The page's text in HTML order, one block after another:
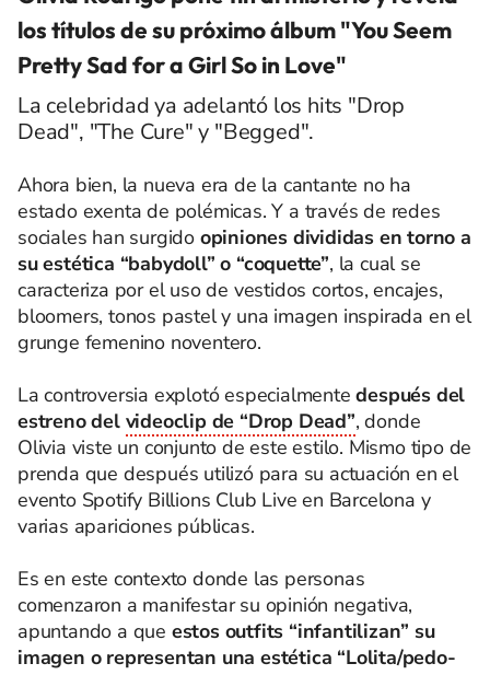
los títulos de su próximo álbum "You Seem
Pretty Sad for a Girl So in Love"
La celebridad ya adelantó los hits "Drop
Dead", "The Cure" y "Begged".
Ahora bien, la nueva era de la cantante no ha
estado exenta de polémicas. Y a través de redes
sociales han surgido opiniones divididas en torno a
su estética “babydoll” o “coquette”, la cual se
caracteriza por el uso de vestidos cortos, encajes,
bloomers, tonos pastel y una imagen inspirada en el
grunge femenino noventero.
La controversia explotó especialmentedespués del
estreno del videoclip de “Drop Dead”, donde
Olivia viste un conjunto de este estilo. Mismo tipo de
prenda que después utilizó para su actuación en el
evento Spotify Billions Club Live en Barcelona y
varias apariciones públicas.
Es en este contexto donde las personas
comenzaron a manifestar su opinión negativa,
apuntando a que estos outfits “infantilizan” su
imagen o representan una estética “Lolita/pedo-